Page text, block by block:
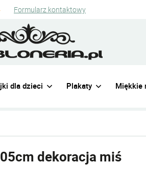
Formularz kontaktowy
dla dzieci Plakaty Miękkie
dekoracja miś